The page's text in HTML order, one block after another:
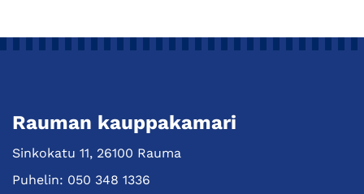
Rauman kauppakamari
Sinkokatu 11, 26100 Rauma
Puhelin: 050 348 1336